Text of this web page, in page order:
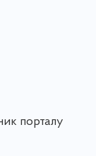
порталу